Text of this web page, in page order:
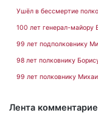
Ушёл в бессмертие
100 лет генерал-майору
99 лет подполковнику
98 лет полковнику
99 лет полковнику
Лента